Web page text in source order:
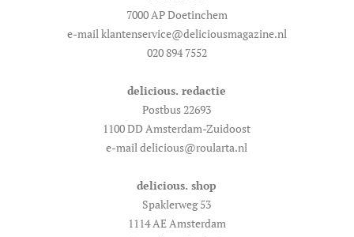
7000 AP Doetinchem
e-mail klantenservice@deliciousmagazine.nl
020 894 7552
delicious. redactie
Postbus 22693
1100 DD Amsterdam-Zuidoost
e-mail delicious@roularta.nl
delicious. shop
Spaklerweg 53
1114 AE Amsterdam